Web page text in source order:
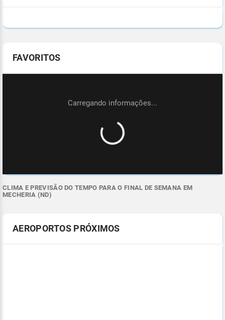
FAVORITOS
CLIMA E PREVISÃO DO TEMPO PARA O FINAL DE SEMANA EM
MECHERIA (ND)
AEROPORTOS PRÓXIMOS